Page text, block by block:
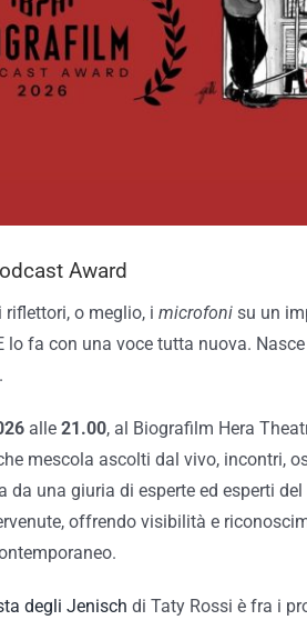
Award
o meglio, i microfoni su un
lo fa con una voce tutta nuova. Nasce
alle 21.00, al Biografilm Hera
mescola ascolti dal vivo, incontri,
da una giuria di esperte ed esperti
offrendo visibilità e
degli Jenisch di Taty Rossi è fra i